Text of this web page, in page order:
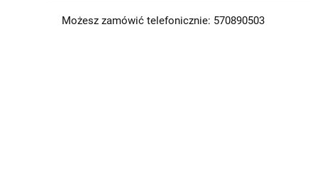
Możesz zamówić telefonicznie: 570890503